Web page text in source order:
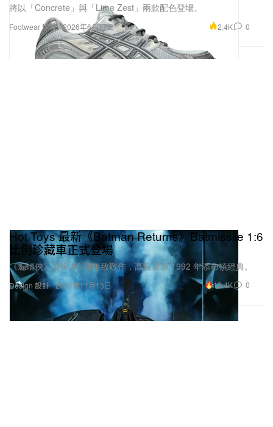
Footwear 球鞋
將以「Concrete」與「Lime Zest」兩款配色登場。
2026年6月17日 2.4K 0
Design 設計
Hot Toys 最新《Batman Returns》Batmissile 1:6
比例珍藏車正式登場
《蝙蝠俠》誕生 85 週年致敬作，高度還原 1992 年添布頓經典。
2024年11月13日 12.4K 0